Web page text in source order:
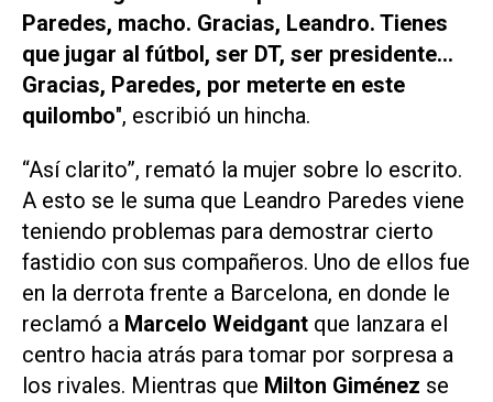
Paredes, macho. Gracias, Leandro. Tienes
que jugar al fútbol, ser DT, ser presidente...
Gracias, Paredes, por meterte en este
quilombo", escribió un hincha.
“Así clarito”, remató la mujer sobre lo escrito.
A esto se le suma que Leandro Paredes viene
teniendo problemas para demostrar cierto
fastidio con sus compañeros. Uno de ellos fue
en la derrota frente a Barcelona, en donde le
reclamó a Marcelo Weidgant que lanzara el
centro hacia atrás para tomar por sorpresa a
los rivales. Mientras que Milton Giménez se